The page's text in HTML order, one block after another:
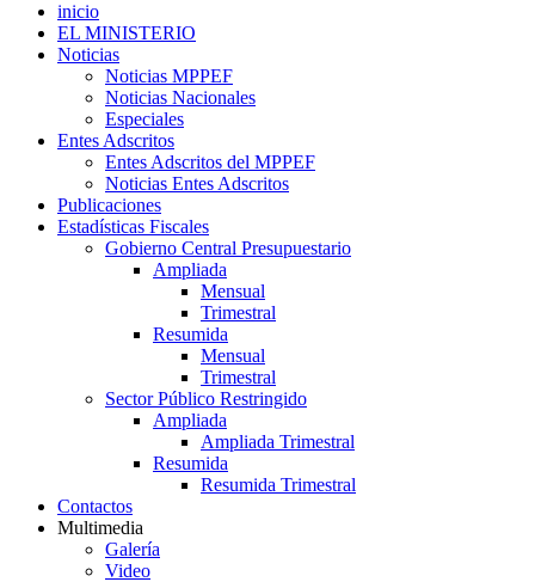
inicio
EL MINISTERIO
Noticias
Noticias MPPEF
Noticias Nacionales
Especiales
Entes Adscritos
Entes Adscritos del MPPEF
Noticias Entes Adscritos
Publicaciones
Estadísticas Fiscales
Gobierno Central Presupuestario
Ampliada
Mensual
Trimestral
Resumida
Mensual
Trimestral
Sector Público Restringido
Ampliada
Ampliada Trimestral
Resumida
Resumida Trimestral
Contactos
Multimedia
Galería
Video